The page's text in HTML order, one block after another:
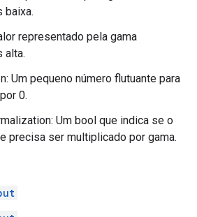
baixa.
representado pela gama
alta.
Um pequeno número flutuante para
0.
Um bool que indica se o
precisa ser multiplicado por gama.